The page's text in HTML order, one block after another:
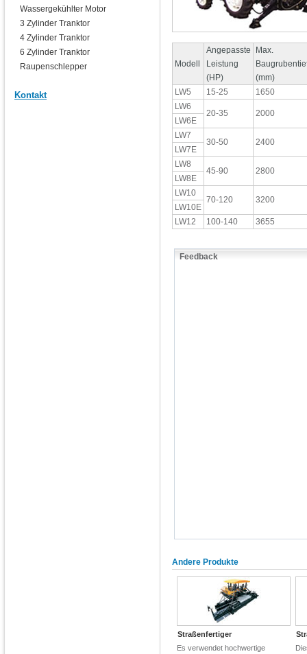
Modell
Angepasste
Leistung
(HP)
Max.
(mm)
LW5
15-25
1650
LW6
20-35 2000
LW6E
LW7
30-50 2400
LW7E
LW8
45-90 2800
LW8E
LW10
70-120 3200
LW10E
LW12
100-140 3655
Feedback
Andere Produkte
Straßenfertiger
Es verwendet hochwertige
Wassergekühlter Motor
3 Zylinder Tranktor
4 Zylinder Tranktor
6 Zylinder Tranktor
Raupenschlepper
Kontakt